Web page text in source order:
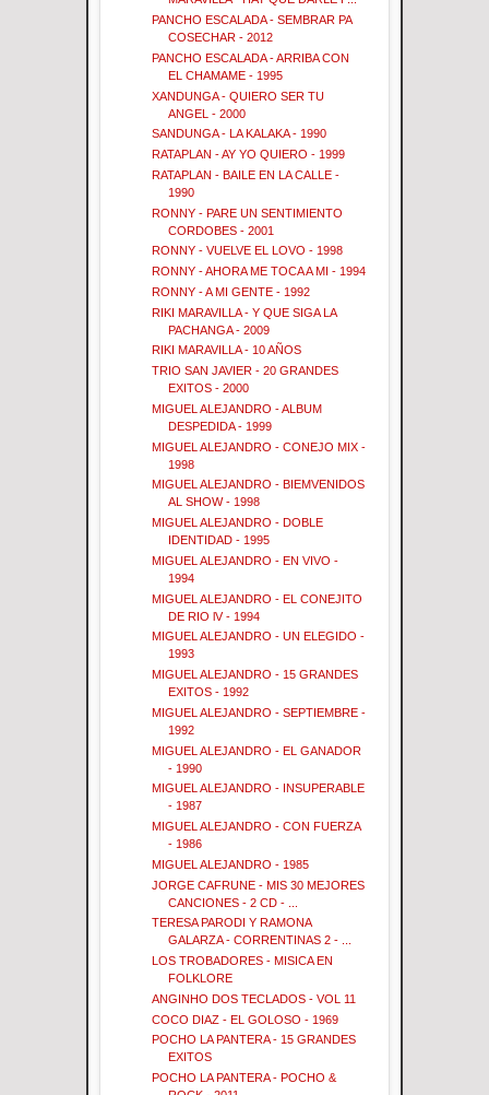
PANCHO ESCALADA - SEMBRAR PA
COSECHAR - 2012
PANCHO ESCALADA - ARRIBA CON
EL CHAMAME - 1995
XANDUNGA - QUIERO SER TU
ANGEL - 2000
SANDUNGA - LA KALAKA - 1990
RATAPLAN - AY YO QUIERO - 1999
RATAPLAN - BAILE EN LA CALLE -
1990
RONNY - PARE UN SENTIMIENTO
CORDOBES - 2001
RONNY - VUELVE EL LOVO - 1998
RONNY - AHORA ME TOCA A MI - 1994
RONNY - A MI GENTE - 1992
RIKI MARAVILLA - Y QUE SIGA LA
PACHANGA - 2009
RIKI MARAVILLA - 10 AÑOS
TRIO SAN JAVIER - 20 GRANDES
EXITOS - 2000
MIGUEL ALEJANDRO - ALBUM
DESPEDIDA - 1999
MIGUEL ALEJANDRO - CONEJO MIX -
1998
MIGUEL ALEJANDRO - BIEMVENIDOS
AL SHOW - 1998
MIGUEL ALEJANDRO - DOBLE
IDENTIDAD - 1995
MIGUEL ALEJANDRO - EN VIVO -
1994
MIGUEL ALEJANDRO - EL CONEJITO
DE RIO lV - 1994
MIGUEL ALEJANDRO - UN ELEGIDO -
1993
MIGUEL ALEJANDRO - 15 GRANDES
EXITOS - 1992
MIGUEL ALEJANDRO - SEPTIEMBRE -
1992
MIGUEL ALEJANDRO - EL GANADOR
- 1990
MIGUEL ALEJANDRO - INSUPERABLE
- 1987
MIGUEL ALEJANDRO - CON FUERZA
- 1986
MIGUEL ALEJANDRO - 1985
JORGE CAFRUNE - MIS 30 MEJORES
CANCIONES - 2 CD - ...
TERESA PARODI Y RAMONA
GALARZA - CORRENTINAS 2 - ...
LOS TROBADORES - MISICA EN
FOLKLORE
ANGINHO DOS TECLADOS - VOL 11
COCO DIAZ - EL GOLOSO - 1969
POCHO LA PANTERA - 15 GRANDES
EXITOS
POCHO LA PANTERA - POCHO &